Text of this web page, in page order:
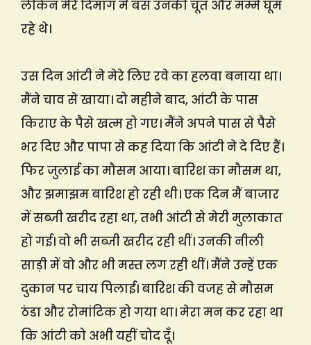
लेकिन मेरे दिमाग में बस उनकी चूत और मम्मे घूम
रहे थे।
उस दिन आंटी ने मेरे लिए रवे का हलवा बनाया था।
मैंने चाव से खाया। दो महीने बाद, आंटी के पास
किराए के पैसे खत्म हो गए। मैंने अपने पास से पैसे
भर दिए और पापा से कह दिया कि आंटी ने दे दिए हैं।
फिर जुलाई का मौसम आया। बारिश का मौसम था,
और झमाझम बारिश हो रही थी। एक दिन मैं बाजार
में सब्जी खरीद रहा था, तभी आंटी से मेरी मुलाकात
हो गई। वो भी सब्जी खरीद रही थीं। उनकी नीली
साड़ी में वो और भी मस्त लग रही थीं। मैंने उन्हें एक
दुकान पर चाय पिलाई। बारिश की वजह से मौसम
ठंडा और रोमांटिक हो गया था। मेरा मन कर रहा था
कि आंटी को अभी यहीं चोद दूँ।